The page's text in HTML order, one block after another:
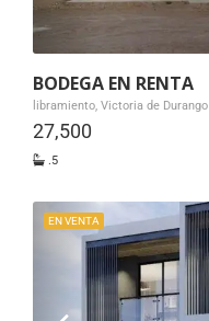
BODEGA EN RENTA
libramiento, Victoria de Durango
27,500
.5
EN VENTA